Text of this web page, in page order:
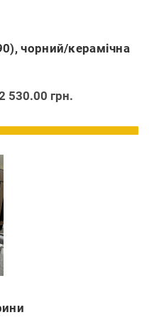
чорний/керамічна
530.00 грн.